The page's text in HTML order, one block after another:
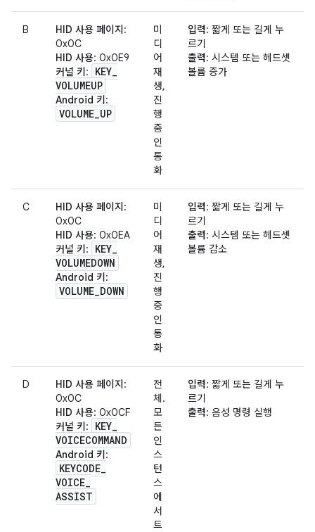
B HID 사용 페이지:
0x0C
HID 사용: 0x0E9
커널 키: KEY_
VOLUMEUP
Android 키:
VOLUME_UP
미
디
어
재
생,
진
행
중
인
통
화
입력: 짧게 또는 길게 누
르기
출력: 시스템 또는 헤드셋
볼륨 증가
C HID 사용 페이지:
0x0C
HID 사용: 0x0EA
커널 키: KEY_
VOLUMEDOWN
Android 키:
VOLUME_DOWN
미
디
어
재
생,
진
행
중
인
통
화
입력: 짧게 또는 길게 누
르기
출력: 시스템 또는 헤드셋
볼륨 감소
D HID 사용 페이지:
0x0C
HID 사용: 0x0CF
커널 키: KEY_
VOICECOMMAND
Android 키:
KEYCODE_
VOICE_
ASSIST
전
체.
모
든
인
스
턴
스
에
서
트
입력: 짧게 또는 길게 누
르기
출력: 음성 명령 실행